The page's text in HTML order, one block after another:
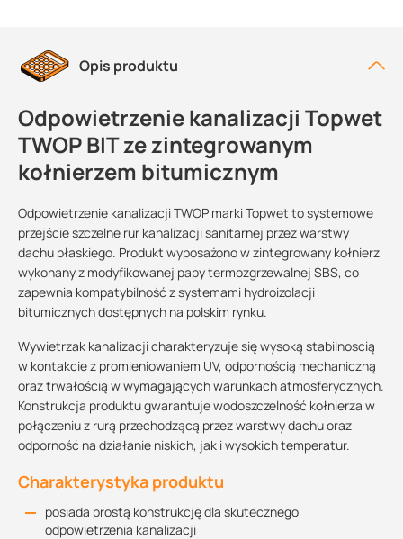
Opis produktu
Odpowietrzenie kanalizacji Topwet
TWOP BIT ze zintegrowanym
kołnierzem bitumicznym
Odpowietrzenie kanalizacji TWOP marki Topwet to systemowe
przejście szczelne rur kanalizacji sanitarnej przez warstwy
dachu płaskiego. Produkt wyposażono w zintegrowany kołnierz
wykonany z modyfikowanej papy termozgrzewalnej SBS, co
zapewnia kompatybilność z systemami hydroizolacji
bitumicznych dostępnych na polskim rynku.
Wywietrzak kanalizacji charakteryzuje się wysoką stabilnoscią
w kontakcie z promieniowaniem UV, odpornością mechaniczną
oraz trwałością w wymagających warunkach atmosferycznych.
Konstrukcja produktu gwarantuje wodoszczelność kołnierza w
połączeniu z rurą przechodzącą przez warstwy dachu oraz
odporność na działanie niskich, jak i wysokich temperatur.
Charakterystyka produktu
posiada prostą konstrukcję dla skutecznego
odpowietrzenia kanalizacji